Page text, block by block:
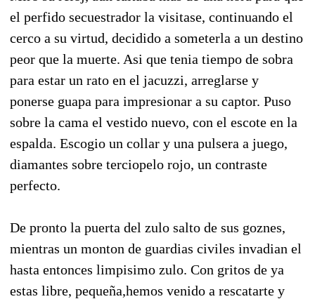
el perfido secuestrador la visitase, continuando el
cerco a su virtud, decidido a someterla a un destino
peor que la muerte. Asi que tenia tiempo de sobra
para estar un rato en el jacuzzi, arreglarse y
ponerse guapa para impresionar a su captor. Puso
sobre la cama el vestido nuevo, con el escote en la
espalda. Escogio un collar y una pulsera a juego,
diamantes sobre terciopelo rojo, un contraste
perfecto.
De pronto la puerta del zulo salto de sus goznes,
mientras un monton de guardias civiles invadian el
hasta entonces limpisimo zulo. Con gritos de ya
estas libre, pequeña,hemos venido a rescatarte y